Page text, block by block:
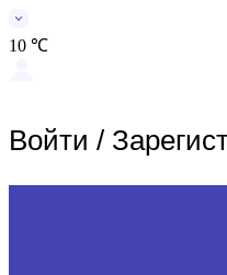
10 ℃
Войти /